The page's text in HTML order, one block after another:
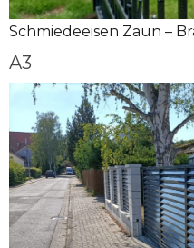
Schmiedeeisen Zaun –
A3